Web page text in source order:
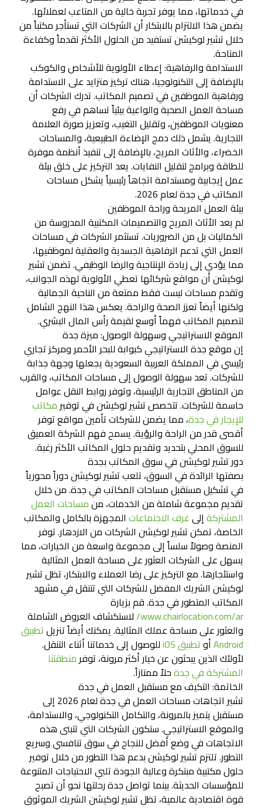
في خدماتها، مما يوفر تجربة خالية من المتاعب لعملائها.
يضمن هذا الالتزام بالابتكار أن الشركات التي تستأجر مكتباً من
خلال تشير لوكيشن تستفيد من الحلول الأكثر تقدماً وكفاءة
المتاحة.
الاستدامة والرفاهية: إعطاء الأولوية للأشخاص والكوكب
بالإضافة إلى التكنولوجيا، هناك تركيز متزايد على الاستدامة
ورفاهية الموظفين في تصميم المكاتب. تدرك الشركات أن
مساحة العمل الصحية والواعية بيئياً تساهم في رفع
معنويات الموظفين، وتقليل التغيب، وتعزيز صورة العلامة
التجارية. يشمل ذلك دمج الإضاءة الطبيعية، والمساحات
الخضراء، والأثاث المريح، بالإضافة إلى تنفيذ أنظمة موفرة
للطاقة وبرامج لتقليل النفايات. يعد التركيز على خلق بيئة
عمل إيجابية ومستدامة اتجاهاً رئيسياً يشكل مساحات
المكاتب في جدة لعام 2026.
بيئة العمل المريحة وراحة الموظفين
لم يعد الأثاث المريح والتصميمات المكتبية المدروسة من
الكماليات بل من الضروريات. تستثمر الشركات في مساحات
العمل التي تدعم الرفاهية الجسدية والعقلية لموظفيها،
مما يؤدي إلى زيادة الإنتاجية والرضا الوظيفي. تضمن تشير
لوكيشن أن مواقع شركائها تعطي الأولوية لهذه الجوانب،
وتقدم مساحات ليست فقط ممتعة من الناحية الجمالية
ولكنها أيضاً تعزز الصحة والراحة. يعكس هذا النهج الشامل
لتصميم المكاتب فهماً أوسع لقيمة رأس المال البشري.
الموقع الاستراتيجي وسهولة الوصول: ميزة جدة
إن موقع جدة الاستراتيجي كبوابة للبحر الأحمر ومركز تجاري
رئيسي في المملكة العربية السعودية يجعلها وجهة جذابة
للشركات. تعد سهولة الوصول إلى مساحات المكاتب، والقرب
من المناطق التجارية الرئيسية، وتوفر روابط النقل عوامل
حاسمة للشركات. تتخصص تشير لوكيشن في توفير مكاتب
للإيجار في جدة، مما يضمن للشركات تأمين مواقع توفر
أقصى قدر من الراحة والرؤية. يسمح فهم الشركة العميق
للسوق المحلي بتحديد وتقديم حلول المكاتب الأكثر رغبة.
دور تشير لوكيشن في سوق المكاتب بجدة
بصفتها الرائدة في السوق، تلعب تشير لوكيشن دوراً محورياً
في تشكيل مستقبل مساحات المكاتب في جدة. من خلال
تقديم مجموعة شاملة من الخدمات، منمساحات العمل
المشتركةإلىغرف الاجتماعات المجهزة بالكامل والمكاتب
الخاصة، تمكن تشير لوكيشن الشركات من الازدهار. توفر
المنصة وصولاً سلساً إلى مجموعة واسعة من الخيارات، مما
يسهل على الشركات العثور على مساحة العمل المثالية
واستئجارها. مع التركيز على رضا العملاء والابتكار، تظل تشير
لوكيشن الشريك المفضل للشركات التي تتنقل في مشهد
المكاتب المتطور في جدة. قم بزيارة
www.chairlocation.com/ar/ لاستكشاف العروض الشاملة
والعثور على مساحة عملك المثالية. يمكنك أيضاً تنزيلتطبيق
Androidأوتطبيق iOS
للوصول إلى خدماتنا أثناء التنقل.
لأولئك الذين يبحثون عن خيار أكثر مرونة، توفر منطقتنا
المشتركة في جدةحلاً ممتازاً.
الخاتمة: التكيف مع مستقبل العمل في جدة
تشير اتجاهات مساحات العمل في جدة لعام 2026 إلى
مستقبل يتميز بالمرونة، والتكامل التكنولوجي، والاستدامة،
والموقع الاستراتيجي. ستكون الشركات التي تتبنى هذه
الاتجاهات في وضع أفضل للنجاح في سوق تنافسي وسريع
التطور. تلتزم تشير لوكيشن بدعم هذا التطور من خلال توفير
حلول مكتبية مبتكرة وعالية الجودة تلبي الاحتياجات المتنوعة
للمؤسسات الحديثة. بينما تواصل جدة رحلتها نحو أن تصبح
قوة اقتصادية عالمية، تظل تشير لوكيشن الشريك الموثوق